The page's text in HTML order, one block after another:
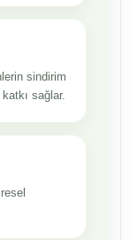
sindirim
sağlar.